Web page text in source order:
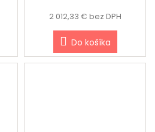
2 012,33 € bez DPH
Do košíka